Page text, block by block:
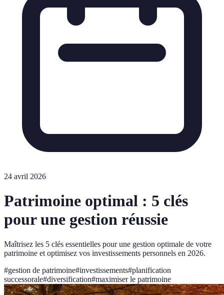
24 avril 2026
Patrimoine optimal : 5 clés
pour une gestion réussie
Maîtrisez les 5 clés essentielles pour une gestion optimale de votre
patrimoine et optimisez vos investissements personnels en 2026.
#gestion de patrimoine#investissements#planification
successorale#diversification#maximiser le patrimoine